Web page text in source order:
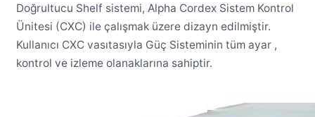
Doğrultucu Shelf sistemi, Alpha Cordex Sistem Kontrol
Ünitesi (CXC) ile çalışmak üzere dizayn edilmiştir.
Kullanıcı CXC vasıtasıyla Güç Sisteminin tüm ayar ,
kontrol ve izleme olanaklarına sahiptir.